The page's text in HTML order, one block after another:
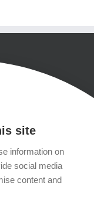
site
information on
social media
content and